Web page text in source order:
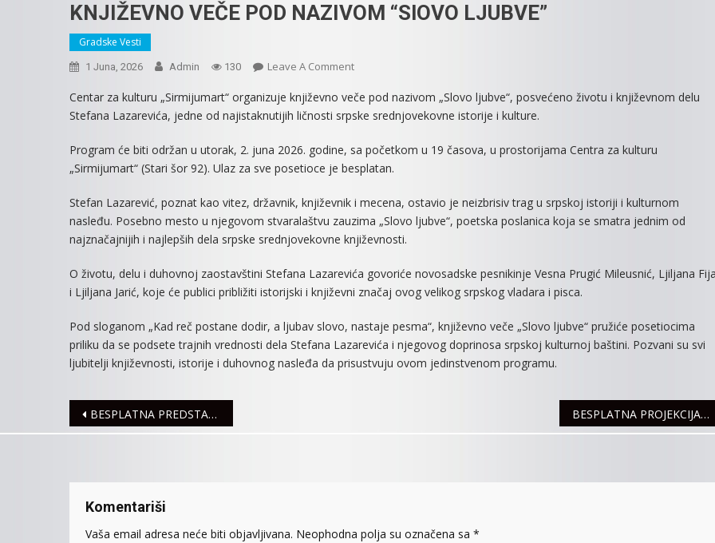
KNJIŽEVNO VEČE POD NAZIVOM “SlOVO LJUBVE”
Gradske Vesti
1 Juna, 2026 Admin 130 Leave A CommentOn
VEČE
POD
“SlOVO
LJUBVE”
Centar za kulturu „Sirmijumart“ organizuje književno veče pod nazivom „Slovo ljubve“, posvećeno životu i književnom delu
Stefana Lazarevića, jedne od najistaknutijih ličnosti srpske srednjovekovne istorije i kulture.
Program će biti održan u utorak, 2. juna 2026. godine, sa početkom u 19 časova, u prostorijama Centra za kulturu
„Sirmijumart“ (Stari šor 92). Ulaz za sve posetioce je besplatan.
Stefan Lazarević, poznat kao vitez, državnik, književnik i mecena, ostavio je neizbrisiv trag u srpskoj istoriji i kulturnom
nasleđu. Posebno mesto u njegovom stvaralaštvu zauzima „Slovo ljubve“, poetska poslanica koja se smatra jednim od
najznačajnijih i najlepših dela srpske srednjovekovne književnosti.
O životu, delu i duhovnoj zaostavštini Stefana Lazarevića govoriće novosadske pesnikinje Vesna Prugić Mileusnić, Ljiljana
i Ljiljana Jarić, koje će publici približiti istorijski i književni značaj ovog velikog srpskog vladara i pisca.
Pod sloganom „Kad reč postane dodir, a ljubav slovo, nastaje pesma“, književno veče „Slovo ljubve“ pružiće posetiocima
priliku da se podsete trajnih vrednosti dela Stefana Lazarevića i njegovog doprinosa srpskoj kulturnoj baštini. Pozvani su svi
ljubitelji književnosti, istorije i duhovnog nasleđa da prisustvuju ovom jedinstvenom programu.
Navigacija
BESPLATNA PREDSTAVA ZA DECU BESPLATNA PROJEKCIJA FILMA “VOLJENA”
Komentariši
Vaša email adresa neće biti objavljivana. Neophodna polja su označena sa *